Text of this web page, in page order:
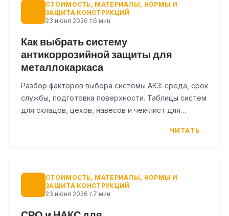
СТОИМОСТЬ, МАТЕРИАЛЫ, НОРМЫ И
ЗАЩИТА КОНСТРУКЦИЙ
23 июня 2026 г.6 мин
Как выбрать систему
антикоррозийной защиты для
металлокаркаса
Разбор факторов выбора системы АКЗ: среда, срок
службы, подготовка поверхности. Таблицы систем
для складов, цехов, навесов и чек-лист для
ЧИТАТЬ
СТОИМОСТЬ, МАТЕРИАЛЫ, НОРМЫ И
ЗАЩИТА КОНСТРУКЦИЙ
23 июня 2026 г.7 мин